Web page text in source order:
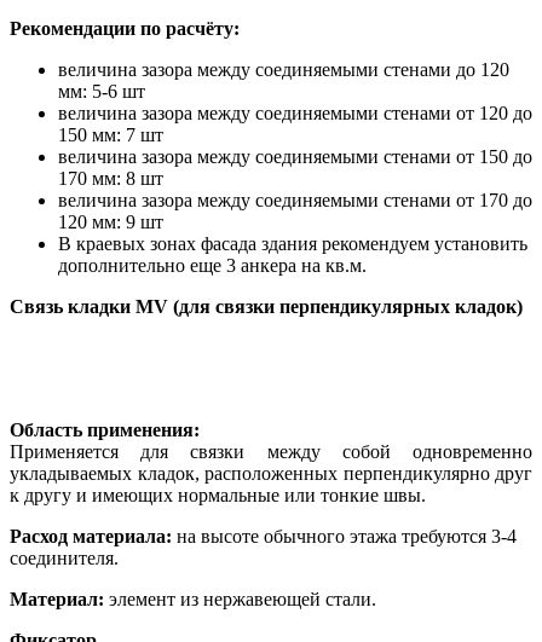
Рекомендации по расчёту:
величина зазора между соединяемыми стенами до 120
мм: 5-6 шт
величина зазора между соединяемыми стенами от 120 до
150 мм: 7 шт
величина зазора между соединяемыми стенами от 150 до
170 мм: 8 шт
величина зазора между соединяемыми стенами от 170 до
120 мм: 9 шт
В краевых зонах фасада здания рекомендуем установить
дополнительно еще 3 анкера на кв.м.
Связь кладки MV (для связки перпендикулярных кладок)
Область применения:
Применяется для связки между собой одновременно
укладываемых кладок, расположенных перпендикулярно друг
к другу и имеющих нормальные или тонкие швы.
Расход материала: на высоте обычного этажа требуются 3-4
соединителя.
Материал: элемент из нержавеющей стали.